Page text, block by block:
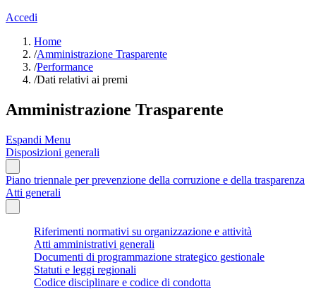
Accedi
Home
/Amministrazione Trasparente
/Performance
/Dati relativi ai premi
Amministrazione Trasparente
Espandi Menu
Disposizioni generali
Piano triennale per prevenzione della corruzione e della trasparenza
Atti generali
Riferimenti normativi su organizzazione e attività
Atti amministrativi generali
Documenti di programmazione strategico gestionale
Statuti e leggi regionali
Codice disciplinare e codice di condotta